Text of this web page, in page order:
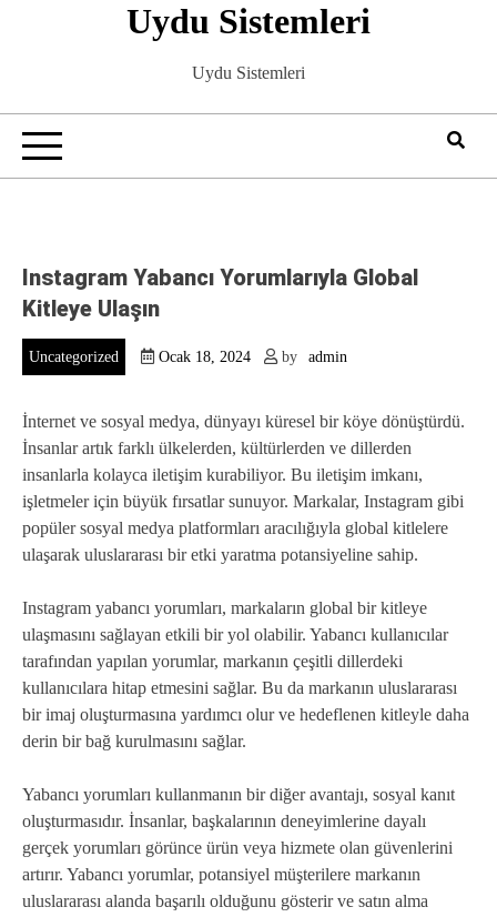
Uydu Sistemleri
Uydu Sistemleri
Instagram Yabancı Yorumlarıyla Global
Kitleye Ulaşın
Uncategorized Ocak 18, 2024 by admin
İnternet ve sosyal medya, dünyayı küresel bir köye dönüştürdü.
İnsanlar artık farklı ülkelerden, kültürlerden ve dillerden
insanlarla kolayca iletişim kurabiliyor. Bu iletişim imkanı,
işletmeler için büyük fırsatlar sunuyor. Markalar, Instagram gibi
popüler sosyal medya platformları aracılığıyla global kitlelere
ulaşarak uluslararası bir etki yaratma potansiyeline sahip.
Instagram yabancı yorumları, markaların global bir kitleye
ulaşmasını sağlayan etkili bir yol olabilir. Yabancı kullanıcılar
tarafından yapılan yorumlar, markanın çeşitli dillerdeki
kullanıcılara hitap etmesini sağlar. Bu da markanın uluslararası
bir imaj oluşturmasına yardımcı olur ve hedeflenen kitleyle daha
derin bir bağ kurulmasını sağlar.
Yabancı yorumları kullanmanın bir diğer avantajı, sosyal kanıt
oluşturmasıdır. İnsanlar, başkalarının deneyimlerine dayalı
gerçek yorumları görünce ürün veya hizmete olan güvenlerini
artırır. Yabancı yorumlar, potansiyel müşterilere markanın
uluslararası alanda başarılı olduğunu gösterir ve satın alma